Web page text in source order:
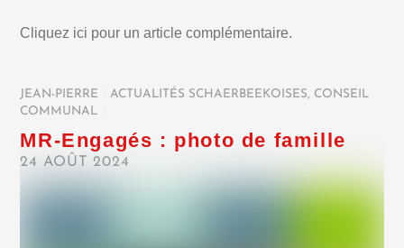
Cliquez ici pour un article complémentaire.
JEAN-PIERRE ACTUALITÉS SCHAERBEEKOISES, CONSEIL
COMMUNAL
MR-Engagés : photo de famille
24 AOÛT 2024